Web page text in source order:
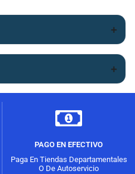
PAGO EN EFECTIVO
Paga En Tiendas Departamentales
O De Autoservicio